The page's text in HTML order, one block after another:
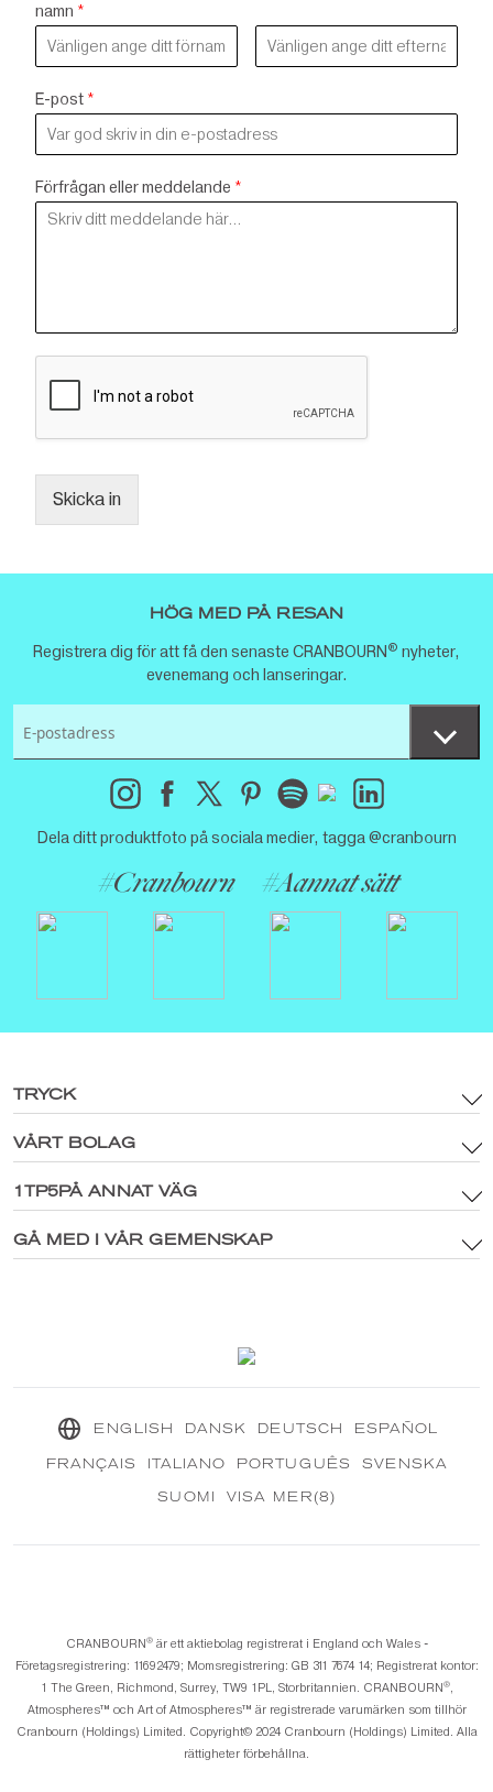
namn *
E-post *
Förfrågan eller meddelande *
Skicka in
Dela ditt produktfoto på sociala medier, tagga @cranbourn
#Cranbourn #Aannat sätt
HÖG MED PÅ RESAN
Registrera dig för att få den senaste CRANBOURN ® nyheter,
evenemang och lanseringar.
TRYCK
Allmänna Villkor
Varumärkestillgångar och digital mediapolicy
Cookiepolicy
VÅRT BOLAG
Huvudsida
Utforska CRANBOURN®
1TP5PÅ ANNAT VÄG
Inuti CRANBOURN®
GÅ MED I VÅR GEMENSKAP
ENGLISH DANSK DEUTSCH ESPAÑOL
FRANÇAIS ITALIANO PORTUGUÊS SVENSKA
SUOMI VISA MER(8)
CRANBOURN®️är ett aktiebolag registrerat i England och Wales -
Företagsregistrering: 11692479; Momsregistrering: GB 311 7674 14; Registrerat kontor:
1 The Green, Richmond, Surrey, TW9 1PL, Storbritannien. CRANBOURN®️,
Atmospheres™️ och Art of Atmospheres™️ är registrerade varumärken som tillhör
Cranbourn (Holdings) Limited. Copyright©️ 2024 Cranbourn (Holdings) Limited. Alla
rättigheter förbehållna.